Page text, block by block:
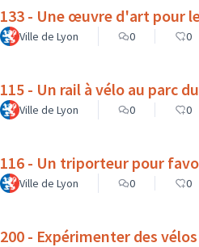
133 - Une œuvre d'art pour
Ville de Lyon 0 0
115 - Un rail à vélo au parc
Ville de Lyon 0 0
116 - Un triporteur pour
Ville de Lyon 0 0
200 - Expérimenter des